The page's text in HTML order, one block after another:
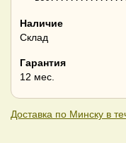
Наличие
Склад
Гарантия
12 мес.
Доставка по Минску в